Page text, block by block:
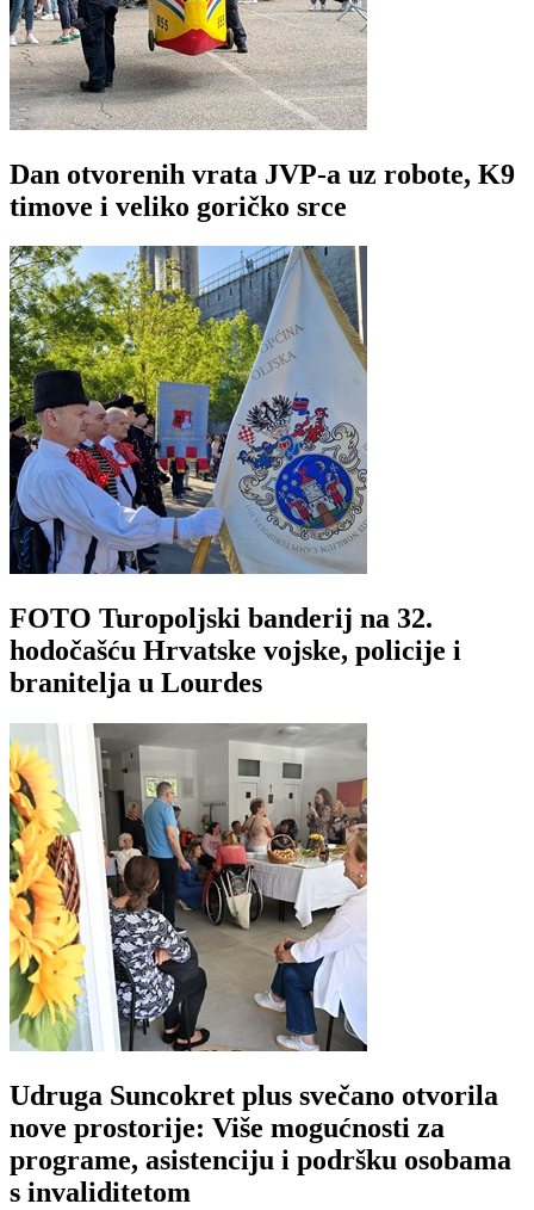
Dan otvorenih vrata JVP-a uz robote, K9
timove i veliko goričko srce
FOTO Turopoljski banderij na 32.
hodočašću Hrvatske vojske, policije i
branitelja u Lourdes
Udruga Suncokret plus svečano otvorila
nove prostorije: Više mogućnosti za
programe, asistenciju i podršku osobama
s invaliditetom